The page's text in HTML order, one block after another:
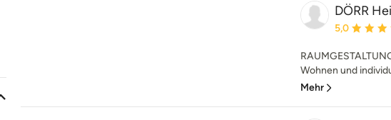
DÖRR
5,0
Wohnen und
Mehr